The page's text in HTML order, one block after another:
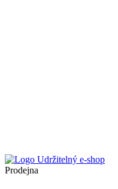
Prodejna